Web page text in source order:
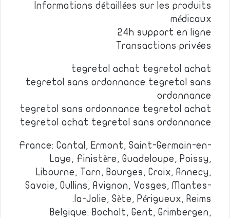
Informations détaillées sur les produits
médicaux
24h support en ligne
Transactions privées
tegretol achat tegretol achat
tegretol sans ordonnance tegretol sans
ordonnance
tegretol sans ordonnance tegretol achat
tegretol achat tegretol sans ordonnance
France: Cantal, Ermont, Saint-Germain-en-
Laye, Finistère, Guadeloupe, Poissy,
Libourne, Tarn, Bourges, Croix, Annecy,
Savoie, Oullins, Avignon, Vosges, Mantes-
la-Jolie, Sète, Périgueux, Reims.
Belgique: Bocholt, Gent, Grimbergen,